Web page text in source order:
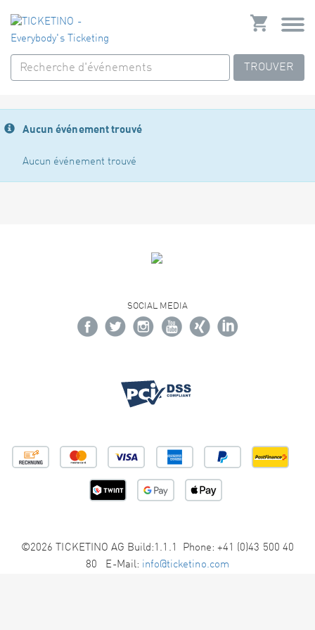
TROUVER
Aucun événement trouvé
Aucun événement trouvé
SOCIAL MEDIA
©2026 TICKETINO AG Build:1.1.1 Phone: +41 (0)43 500 40
80 E-Mail: info@ticketino.com